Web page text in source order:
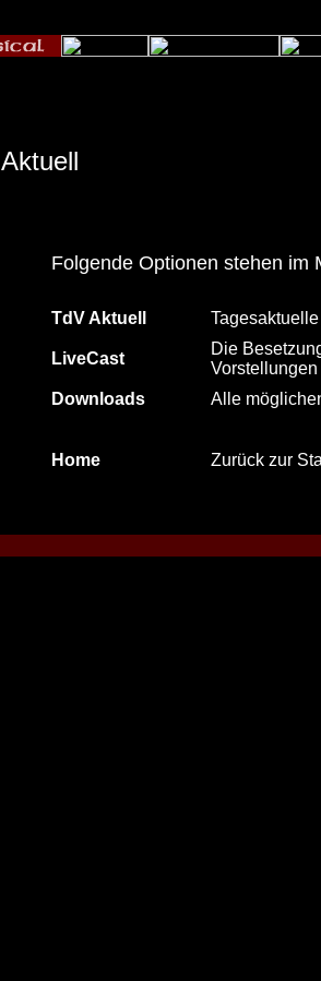
Aktuell
Folgende Optionen stehen im
TdV Aktuell
LiveCast
Die
Vorstellungen
Downloads
Alle
Home Zurück zur